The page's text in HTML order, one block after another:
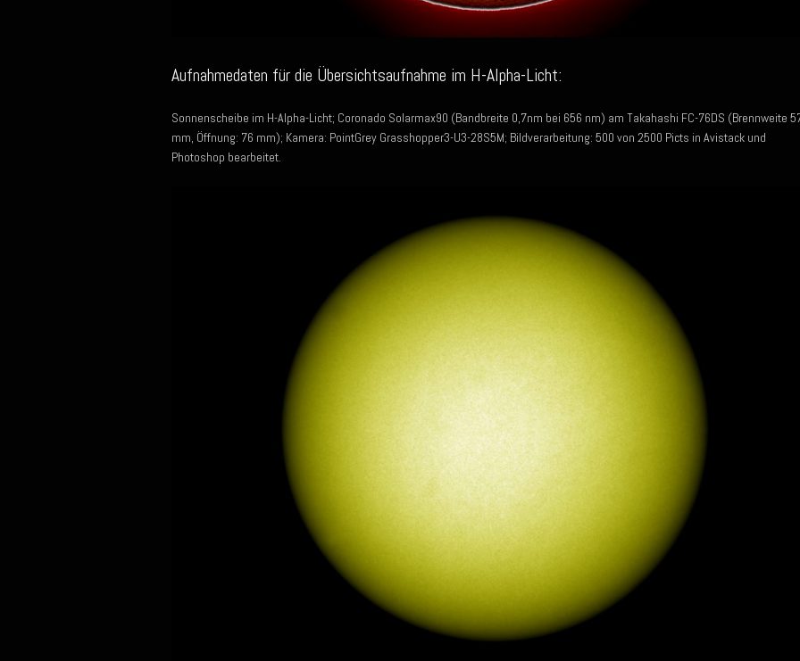
Aufnahmedaten für die Übersichtsaufnahme im H-Alpha-Licht:
Sonnenscheibe im H-Alpha-Licht; Coronado Solarmax90 (Bandbreite 0,7nm bei 656 nm) am Takahashi FC-76DS (Brennweite
mm, Öffnung: 76 mm); Kamera: PointGrey Grasshopper3-U3-28S5M; Bildverarbeitung: 500 von 2500 Picts in Avistack und
Photoshop bearbeitet.